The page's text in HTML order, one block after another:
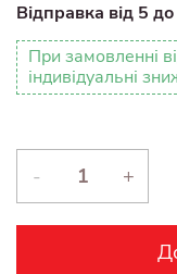
Відправка від 5
При замовленні
індивідуальні
- +